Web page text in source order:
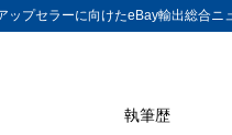
プセラーに向けたeBay輸出総合ニ
執筆歴